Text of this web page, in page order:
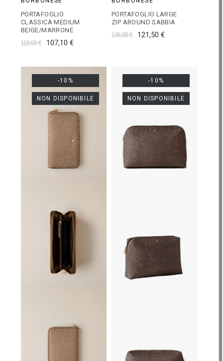
PORTAFOGLIO
CLASSICA MEDIUM
BEIGE/MARRONE
119,00 € 107,10 €
PORTAFOGLIO LARGE
ZIP AROUND SABBIA
135,00 € 121,50 €
-10%
NON DISPONIBILE
-10%
NON DISPONIBILE